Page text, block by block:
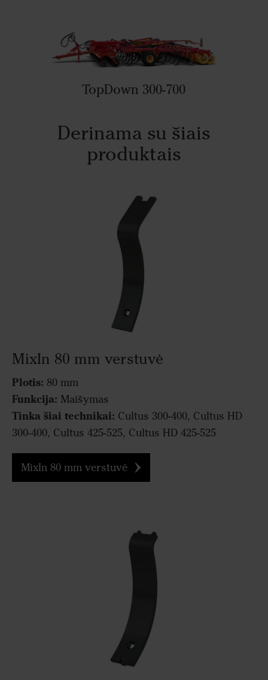
TopDown 300-700
Derinama su šiais
produktais
MixIn 80 mm verstuvė
Plotis: 80 mm
Funkcija: Maišymas
Tinka šiai technikai: Cultus 300-400, Cultus HD
300-400, Cultus 425-525, Cultus HD 425-525
MixIn 80 mm verstuvė